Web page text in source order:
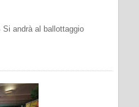
andrà al ballottaggio